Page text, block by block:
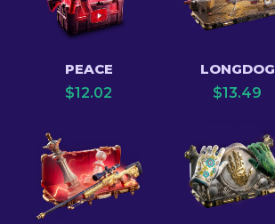
PEACE
$12.02
LONGDOG
$13.49